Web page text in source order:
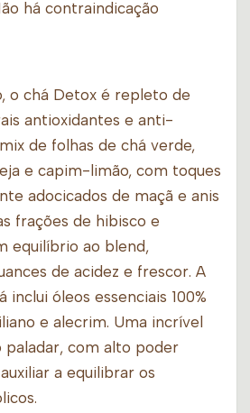
há contraindicação
o chá Detox é repleto de
antioxidantes e anti-
de folhas de chá verde,
e capim-limão, com toques
adocicados de maçã e anis
frações de hibisco e
equilíbrio ao blend,
de acidez e frescor. A
inclui óleos essenciais 100%
e alecrim. Uma incrível
paladar, com alto poder
a equilibrar os